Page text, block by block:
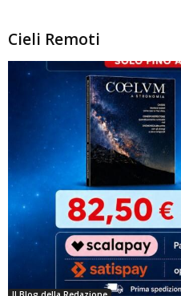
Cieli Remoti